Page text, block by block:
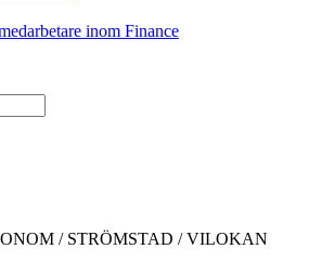
inom Finance
/ STRÖMSTAD / VILOKAN